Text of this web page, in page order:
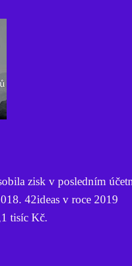
zisk v posledním
42ideas v roce 2019
tisíc Kč.